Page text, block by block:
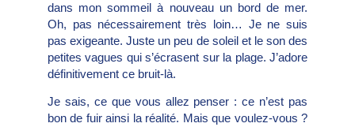
dans mon sommeil à nouveau un bord de mer.
Oh, pas nécessairement très loin… Je ne suis
pas exigeante. Juste un peu de soleil et le son des
petites vagues qui s’écrasent sur la plage. J’adore
définitivement ce bruit-là.
Je sais, ce que vous allez penser : ce n’est pas
bon de fuir ainsi la réalité. Mais que voulez-vous ?